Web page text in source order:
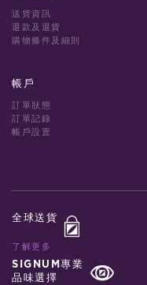
送貨資訊
退款及退貨
購物條件及細則
帳戶
訂單狀態
訂單記錄
帳戶設置
全球送貨
了解更多
SIGNUM專業
品味選擇